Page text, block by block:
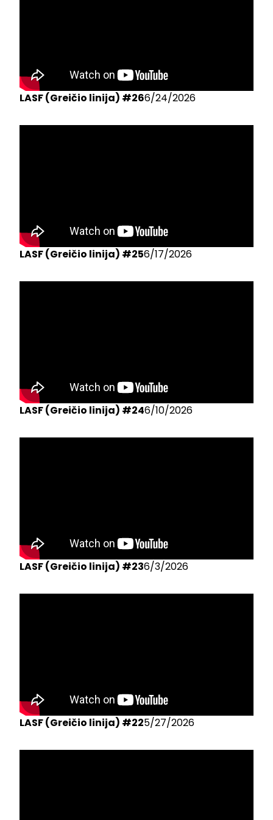
LASF (Greičio linija) #266/24/2026
LASF (Greičio linija) #256/17/2026
LASF (Greičio linija) #246/10/2026
LASF (Greičio linija) #236/3/2026
LASF (Greičio linija) #225/27/2026